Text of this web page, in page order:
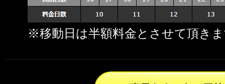
※移動日は半額料金とさせて頂き